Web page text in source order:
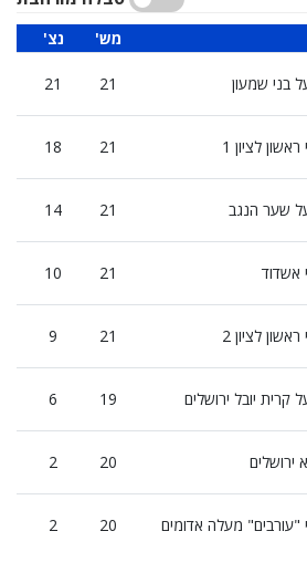
'נצ 'מש
21 21 בני שמעון
18 21 לציון 1
14 21 שער הנגב
10 21 אשדוד
9 21 לציון 2
6 19 קרית יובל ירושלים
2 20 ירושלים
2 20 "עורבים" מעלה אדומים